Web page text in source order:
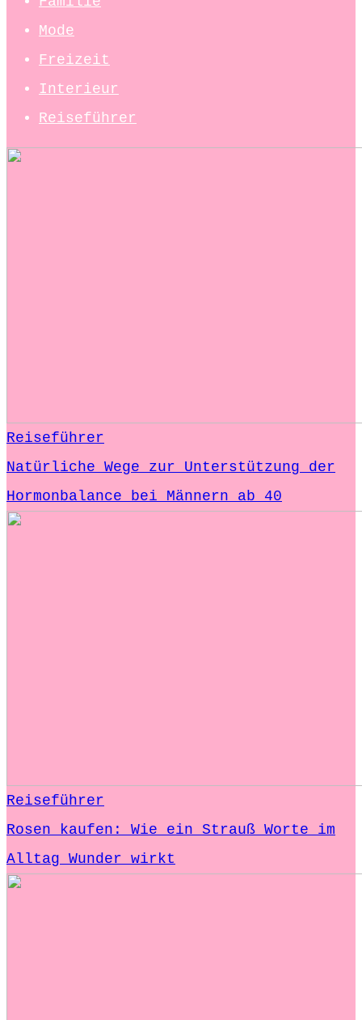
Mode
Freizeit
Interieur
Reiseführer
Reiseführer
Natürliche Wege zur Unterstützung der
Hormonbalance bei Männern ab 40
Reiseführer
Rosen kaufen: Wie ein Strauß Worte im
Alltag Wunder wirkt